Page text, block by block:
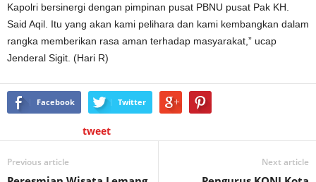
Kapolri bersinergi dengan pimpinan pusat PBNU pusat Pak KH.
Said Aqil. Itu yang akan kami pelihara dan kami kembangkan dalam
rangka memberikan rasa aman terhadap masyarakat,” ucap
Jenderal Sigit. (Hari R)
Facebook Twitter
tweet
Previous article Next article